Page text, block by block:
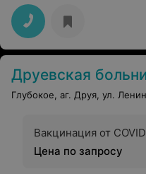
Друевская
Глубокое, аг. Друя, ул.
Вакцинация от
Цена по запросу